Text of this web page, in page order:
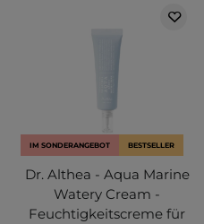
IM SONDERANGEBOT BESTSELLER
Dr. Althea - Aqua Marine
Watery Cream -
Feuchtigkeitscreme für